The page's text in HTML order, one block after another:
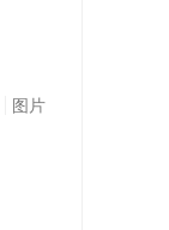
图片